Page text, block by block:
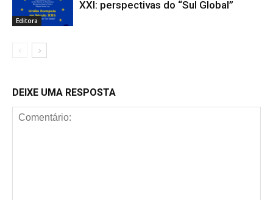
Editora
XXI: perspectivas do “Sul Global”
DEIXE UMA RESPOSTA